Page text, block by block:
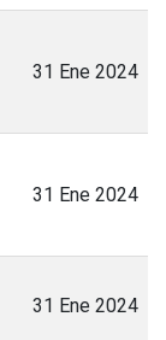
31 Ene 2024
31 Ene 2024
31 Ene 2024